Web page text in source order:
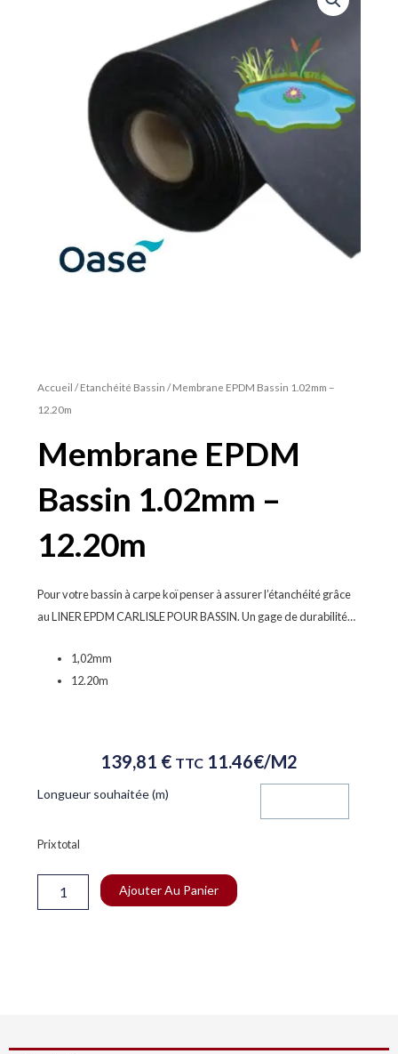
Accueil /Etanchéité Bassin / Membrane EPDM Bassin 1.02mm –
12.20m
Membrane EPDM
Bassin 1.02mm –
12.20m
Pour votre bassin à carpe koï penser à assurer l’étanchéité grâce
au LINER EPDM CARLISLE POUR BASSIN. Un gage de durabilité…
1,02mm
12.20m
139,81 € TTC 11.46€/m2
Longueur souhaitée (m)
Prix total
de
EPDM
1.02mm
12.20m
Ajouter Au Panier